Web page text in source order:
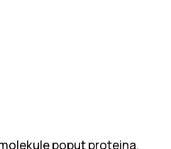
poput proteina,